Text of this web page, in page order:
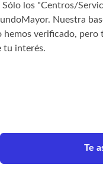
Sólo los "Centros/
Nuestra
hemos verificado, pero
tu interés.
Te